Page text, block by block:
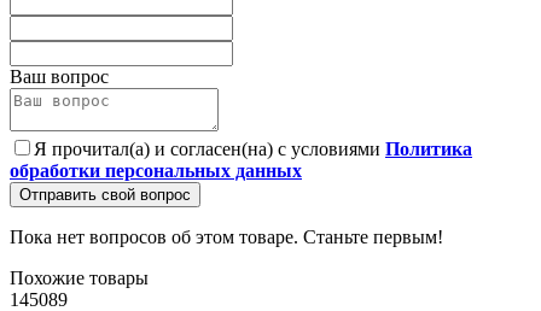
Ваш вопрос
Я прочитал(а) и согласен(на) с условиями Политика
обработки персональных данных
Отправить свой вопрос
Пока нет вопросов об этом товаре. Станьте первым!
Похожие товары
145089